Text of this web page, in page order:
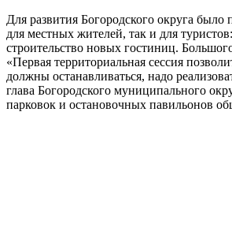
Для развития Богородского округа
для местных жителей, так и для
строительство новых гостиниц.
«Первая территориальная сессия
должны останавливаться, надо
глава Богородского муниципального
парковок и остановочных павильонов